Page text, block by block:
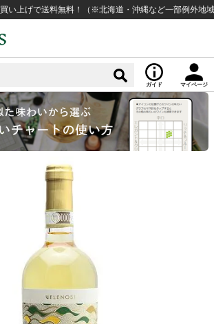
送料無料！（※北海道・沖縄など一部例外地域あり）
ガイド マイページ